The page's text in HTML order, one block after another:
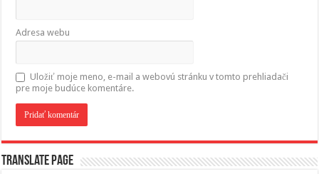
Adresa webu
Uložiť moje meno, e-mail a webovú stránku v tomto prehliadači
pre moje budúce komentáre.
Translate page